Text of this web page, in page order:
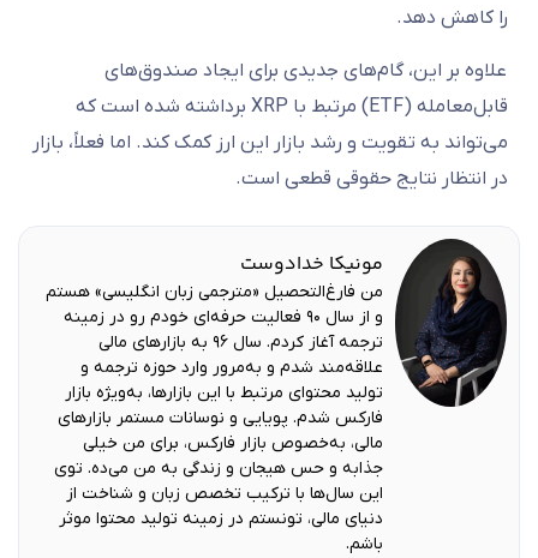
را کاهش دهد.
علاوه بر این، گام‌های جدیدی برای ایجاد صندوق‌های
قابل‌معامله (ETF) مرتبط با XRP برداشته شده است که
می‌تواند به تقویت و رشد بازار این ارز کمک کند. اما فعلاً، بازار
در انتظار نتایج حقوقی قطعی است.
مونیکا خدادوست
من فارغ‌التحصیل «مترجمی زبان انگلیسی» هستم
و از سال ۹۰ فعالیت حرفه‌ای خودم رو در زمینه
ترجمه آغاز کردم. سال ۹۶ به بازارهای مالی
علاقه‌مند شدم و به‌مرور وارد حوزه ترجمه و
تولید محتوای مرتبط با این بازارها، به‌ویژه بازار
فارکس شدم. پویایی و نوسانات مستمر بازارهای
مالی، به‌خصوص بازار فارکس، برای من خیلی
جذابه و حس هیجان و زندگی به من می‌ده. توی
این سال‌ها با ترکیب تخصص زبان و شناخت از
دنیای مالی، تونستم در زمینه تولید محتوا موثر
باشم.